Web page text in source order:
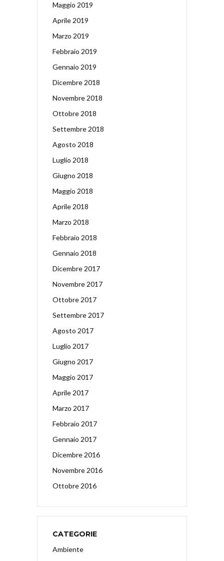
Maggio 2019
Aprile 2019
Marzo 2019
Febbraio 2019
Gennaio 2019
Dicembre 2018
Novembre 2018
Ottobre 2018
Settembre 2018
Agosto 2018
Luglio 2018
Giugno 2018
Maggio 2018
Aprile 2018
Marzo 2018
Febbraio 2018
Gennaio 2018
Dicembre 2017
Novembre 2017
Ottobre 2017
Settembre 2017
Agosto 2017
Luglio 2017
Giugno 2017
Maggio 2017
Aprile 2017
Marzo 2017
Febbraio 2017
Gennaio 2017
Dicembre 2016
Novembre 2016
Ottobre 2016
CATEGORIE
Ambiente